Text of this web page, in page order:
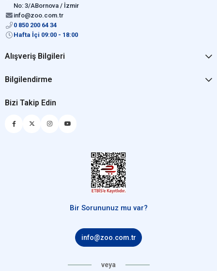
No: 3/ABornova / İzmir
info@zoo.com.tr
0 850 200 64 34
Hafta İçi 09:00 - 18:00
Alışveriş Bilgileri
Bilgilendirme
Bizi Takip Edin
Bir Sorununuz mu var?
info@zoo.com.tr
veya